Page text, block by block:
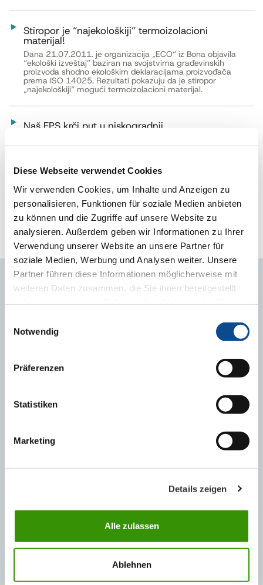
Diese Webseite verwendet Cookies
Wir verwenden Cookies, um Inhalte und Anzeigen zu
personalisieren, Funktionen für soziale Medien anbieten
zu können und die Zugriffe auf unsere Website zu
analysieren. Außerdem geben wir Informationen zu Ihrer
Verwendung unserer Website an unsere Partner für
soziale Medien, Werbung und Analysen weiter. Unsere
Partner führen diese Informationen möglicherweise mit
weiteren Daten zusammen, die Sie ihnen bereitgestellt
Notwendig
Präferenzen
Statistiken
Marketing
Details zeigen
Alle zulassen
Ablehnen
Stiropor je “najekološkiji” termoizolacioni
materijal!
Dana 21.07.2011. je organizacija „ECO“ iz Bona objavila
“ekološki izveštaj” baziran na svojstvima građevinskih
proizvoda shodno ekološkim deklaracijama proizvođača
prema ISO 14025. Rezultati pokazuju da je stiropor
„najekološkiji“ mogući termoizolacioni materijal.
Naš EPS krči put u niskogradnji
svoju primenu i u niskogradnji u Srbiji. Za potrebe sanacije
preko 1.000 m3 ovog našeg proizvoda, i to u blokovima
dimenzija 2000mm x 1220mm x 1000mm. Ovaj
otvara nove „horizonte“ na srpskom tržištu...
INFO-ZONA: TEME
Zašto izolovati?
Podna izolacija – zašto je toliko bitna?
termoizolacije
Niskoenergetska i pasivna kuća
Ekološki XPS